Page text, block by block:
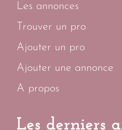
Les annonces
Trouver un pro
Ajouter un pro
Ajouter une annonce
A propos
Les derniers